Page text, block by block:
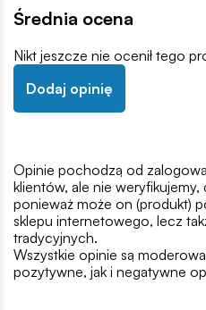
Średnia ocena
Nikt jeszcze nie ocenił tego
Dodaj opinię
Opinie pochodzą od
klientów, ale nie
ponieważ może on (produkt)
sklepu internetowego, lecz
tradycyjnych.
Wszystkie opinie są
pozytywne, jak i negatywne